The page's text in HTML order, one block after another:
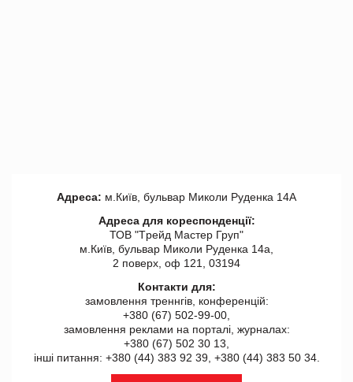
Адреса: м.Київ, бульвар Миколи Руденка 14А
Адреса для кореспонденції:
ТОВ "Tрейд Мастер Груп"
м.Київ, бульвар Миколи Руденка 14а,
2 поверх, оф 121, 03194
Контакти для:
замовлення треннгів, конференцій:
+380 (67) 502-99-00,
замовлення реклами на порталі, журналах:
+380 (67) 502 30 13,
інші питання: +380 (44) 383 92 39, +380 (44) 383 50 34.